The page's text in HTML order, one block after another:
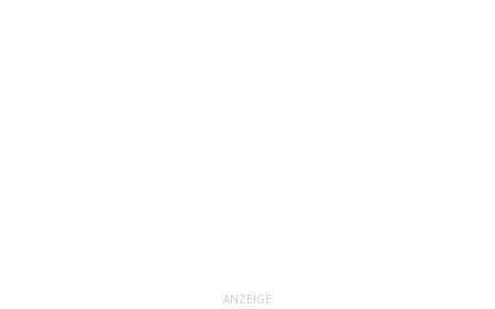
ANZEIGE